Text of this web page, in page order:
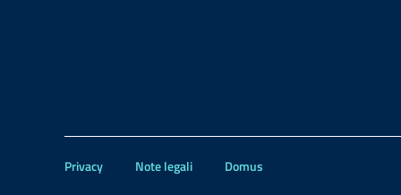
Privacy Note legali Domus